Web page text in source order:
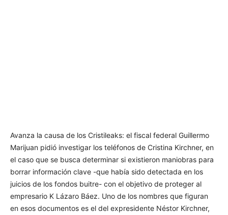
Avanza la causa de los Cristileaks: el fiscal federal Guillermo
Marijuan pidió investigar los teléfonos de Cristina Kirchner, en
el caso que se busca determinar si existieron maniobras para
borrar información clave -que había sido detectada en los
juicios de los fondos buitre- con el objetivo de proteger al
empresario K Lázaro Báez. Uno de los nombres que figuran
en esos documentos es el del expresidente Néstor Kirchner,